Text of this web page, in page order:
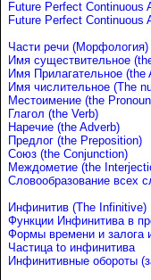
Future Perfect Continuous
Future Perfect Continuous
Части речи (Морфология)
Имя существительное
Имя Прилагательное (the
Имя числительное (The
Местоимение (the
Глагол (the Verb)
Наречие (the Adverb)
Предлог (the Preposition)
Союз (the Conjunction)
Междометие (the
Словообразование всех
Инфинитив (The Infinitive)
Функции Инфинитива в
Формы времени и залога
Частица to инфинитива
Инфинитивные обороты